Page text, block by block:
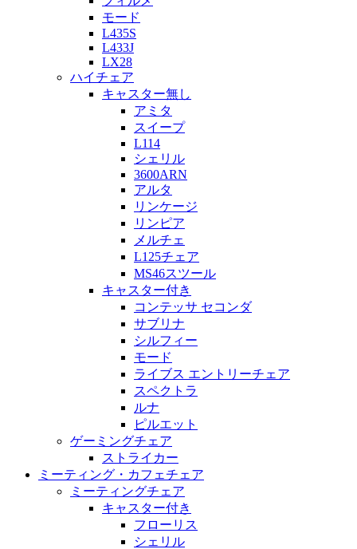
モード
L435S
L433J
LX28
ハイチェア
キャスター無し
アミタ
スイープ
L114
シェリル
3600ARN
アルタ
リンケージ
リンピア
メルチェ
L125チェア
MS46スツール
キャスター付き
コンテッサ セコンダ
サブリナ
シルフィー
モード
ライブス エントリーチェア
スペクトラ
ルナ
ピルエット
ゲーミングチェア
ストライカー
ミーティング・カフェチェア
ミーティングチェア
キャスター付き
フローリス
シェリル